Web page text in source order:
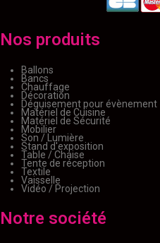
Nos produits
Ballons
Bancs
Chauffage
Décoration
Déguisement pour évènement
Matériel de Cuisine
Matériel de Sécurité
Mobilier
Son / Lumière
Stand d'exposition
Table / Chaise
Tente de réception
Textile
Vaisselle
Vidéo / Projection
Notre société